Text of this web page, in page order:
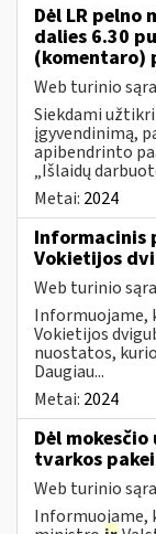
Dėl LR pelno
dalies 6.30
(komentaro)
Web turinio
Siekdami
įgyvendinimą,
apibendrinto
„Išlaidų
Metai: 2024
Informacinis
Vokietijos
Web turinio
Informuojame,
Vokietijos
nuostatos,
Daugiau...
Metai: 2024
Dėl
tvarkos
Web turinio
Informuojame,